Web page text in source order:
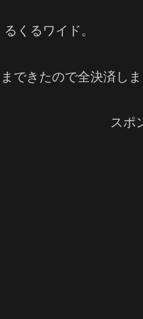
くるワイド。
できたので全決済しま
スポ